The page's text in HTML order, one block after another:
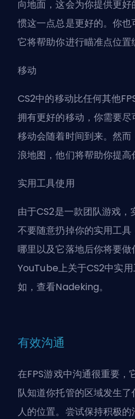
向地面，这会为你提供更
惯这一点总是更好的。你也
它将帮助你进行瞄准点位置
移动
CS2中的移动比任何其他
拥有更好的移动，你需要
移动会随着时间到来。然
浪地图，他们将帮助你提高
实用工具使用
由于CS2是一款团队游戏，
不要随意扔掉你的实用工
哪里以及它落地后你将要
YouTube上关于CS2中实
如，查看Nadeking。
有效沟通
在FPS游戏中沟通很重要，
队知道你托管的区域发生
人的位置。尝试保持积极